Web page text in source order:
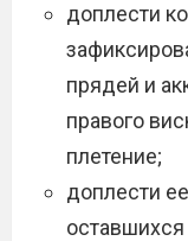
доплести
прядей и
правого
плетение;
доплести